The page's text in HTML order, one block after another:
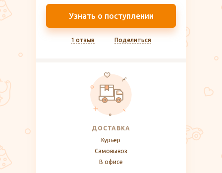
Узнать о поступлении
1 отзыв Поделиться
ДОСТАВКА
Курьер
Самовывоз
В офисе